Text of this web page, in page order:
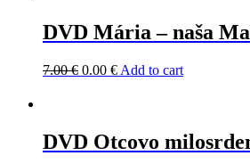
DVD Mária – naša
7.00€ 0.00 € Add to cart
DVD Otcovo